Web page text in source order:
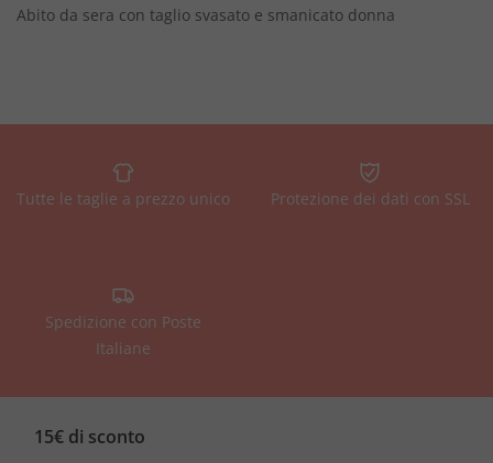
Abito da sera con taglio svasato e smanicato donna
Tutte le taglie a prezzo unico Protezione dei dati con SSL
Spedizione con Poste
Italiane
15€ di sconto